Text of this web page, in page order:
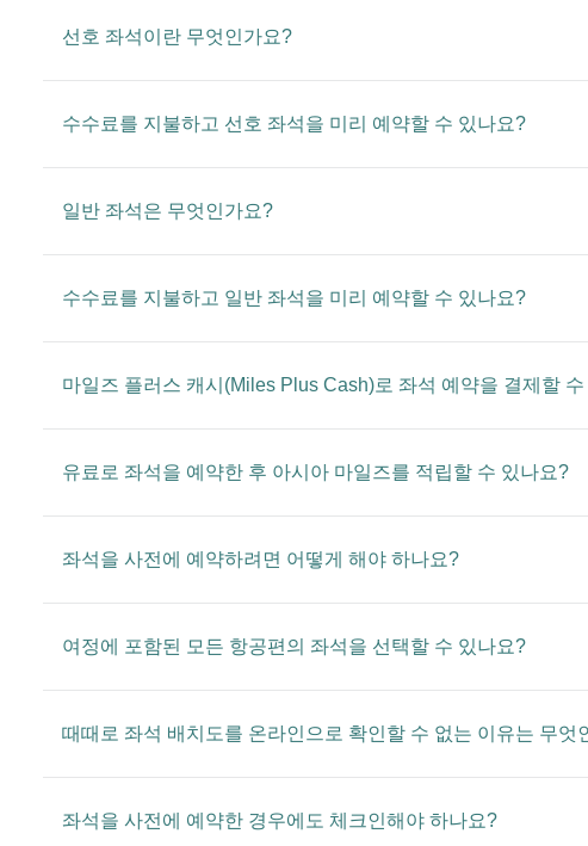
선호 좌석이란 무엇인가요?
수수료를 지불하고 선호 좌석을 미리 예약할 수 있나요?
일반 좌석은 무엇인가요?
수수료를 지불하고 일반 좌석을 미리 예약할 수 있나요?
마일즈 플러스 캐시(Miles Plus Cash)로 좌석 예약을 결제할
유료로 좌석을 예약한 후 아시아 마일즈를 적립할 수 있나요?
좌석을 사전에 예약하려면 어떻게 해야 하나요?
여정에 포함된 모든 항공편의 좌석을 선택할 수 있나요?
때때로 좌석 배치도를 온라인으로 확인할 수 없는 이유는 무엇
좌석을 사전에 예약한 경우에도 체크인해야 하나요?